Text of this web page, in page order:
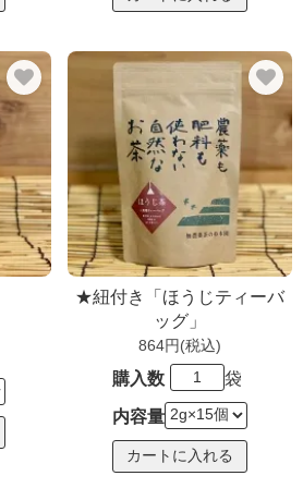
★紐付き「ほうじティーバ
ッグ」
864円(税込)
購入数 袋
内容量